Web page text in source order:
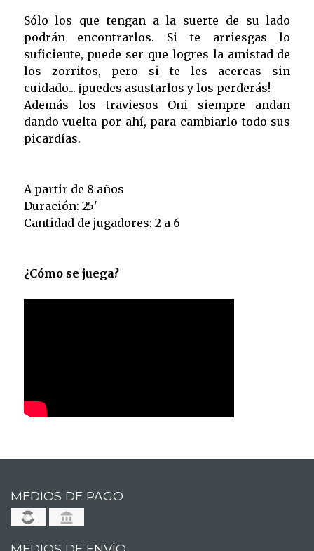
Sólo los que tengan a la suerte de su lado
podrán encontrarlos. Si te arriesgas lo
suficiente, puede ser que logres la amistad de
los zorritos, pero si te les acercas sin
cuidado... ¡puedes asustarlos y los perderás!
Además los traviesos Oni siempre andan
dando vuelta por ahí, para cambiarlo todo sus
picardías.
A partir de 8 años
Duración: 25'
Cantidad de jugadores: 2 a 6
¿Cómo se juega?
MEDIOS DE PAGO